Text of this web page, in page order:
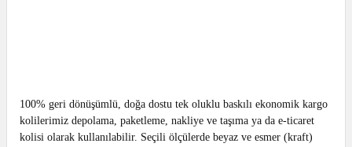
100% geri dönüşümlü, doğa dostu tek oluklu baskılı ekonomik kargo
kolilerimiz depolama, paketleme, nakliye ve taşıma ya da e-ticaret
kolisi olarak kullanılabilir. Seçili ölçülerde beyaz ve esmer (kraft)